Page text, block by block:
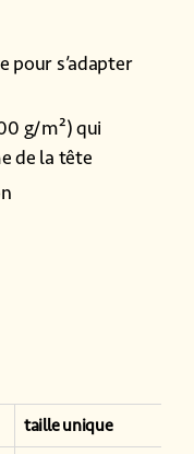
pour s’adapter
g/m²) qui
de la tête
taille unique